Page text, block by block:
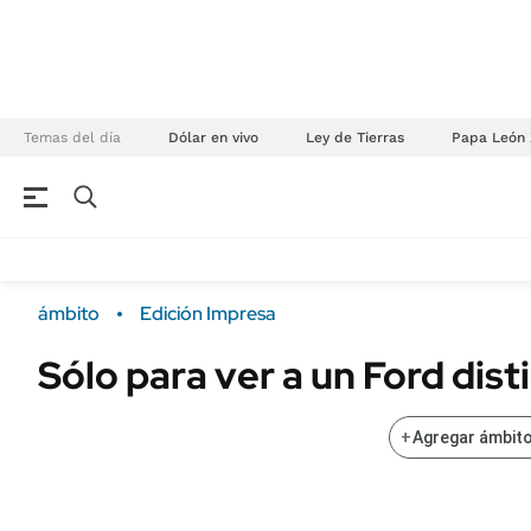
Temas del día Dólar en vivo Ley de Tierras Papa León
Campo Sustentabilidad
ENERGY REPORT
ámbito Edición Impresa
Sólo para ver a un Ford
+Agregar